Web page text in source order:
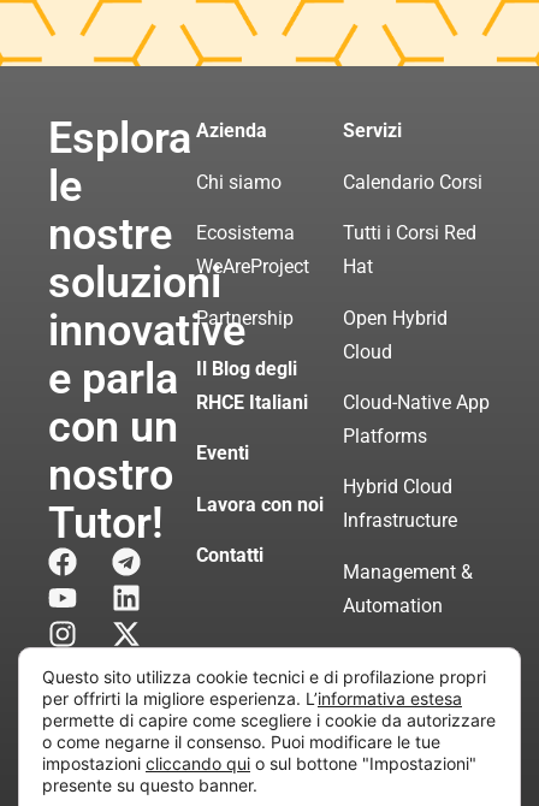
Esplora
le
nostre
soluzioni
innovative
e parla
con un
nostro
Tutor!
Azienda
Chi siamo
Ecosistema
WeAreProject
Partnership
Il Blog degli
RHCE Italiani
Eventi
Lavora con noi
Contatti
Servizi
Calendario Corsi
Tutti i Corsi Red
Hat
Open Hybrid
Cloud
Cloud-Native App
Platforms
Hybrid Cloud
Infrastructure
Management &
Automation
Servizi di
Consulenza
Certificata
Questo sito utilizza cookie tecnici e di profilazione propri
per offrirti la migliore esperienza. L’informativa estesa
permette di capire come scegliere i cookie da autorizzare
o come negarne il consenso. Puoi modificare le tue
impostazioni cliccando qui o sul bottone "Impostazioni"
presente su questo banner.